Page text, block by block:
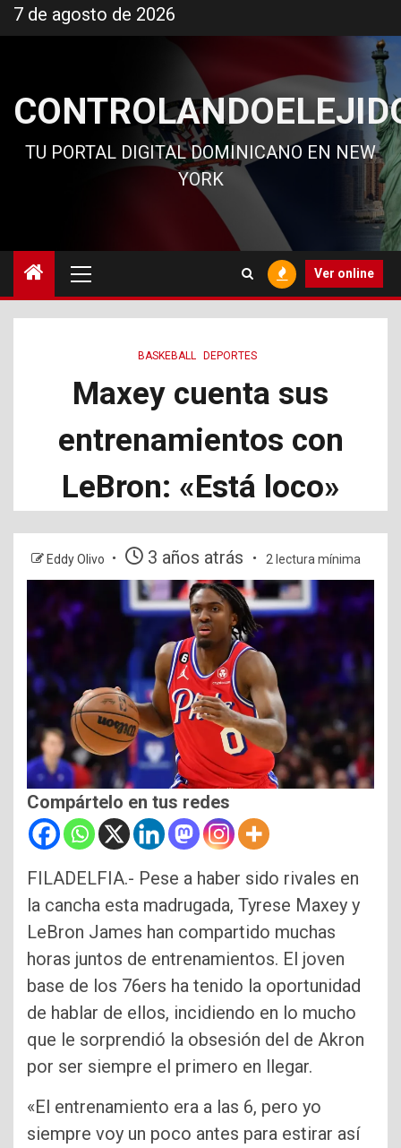
al
7 de agosto de 2026
TU PORTAL DIGITAL DOMINICANO EN NEW
YORK
principal
Ver online
BASKEBALL DEPORTES
Maxey cuenta sus
entrenamientos con
LeBron: «Está loco»
Eddy Olivo 3 años atrás 2 lectura mínima
Compártelo en tus redes
FILADELFIA.- Pese a haber sido rivales en
la cancha esta madrugada, Tyrese Maxey y
LeBron James han compartido muchas
horas juntos de entrenamientos. El joven
base de los 76ers ha tenido la oportunidad
de hablar de ellos, incidiendo en lo mucho
que le sorprendió la obsesión del de Akron
por ser siempre el primero en llegar.
«El entrenamiento era a las 6, pero yo
siempre voy un poco antes para estirar así